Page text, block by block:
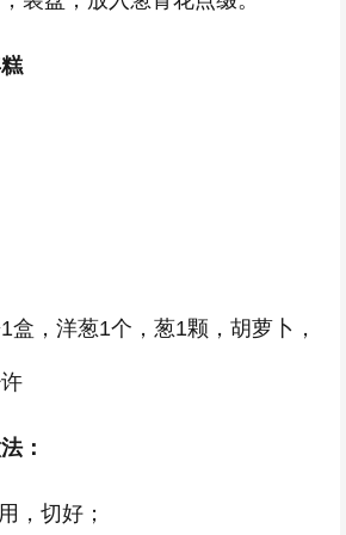
盒，洋葱1个，葱1颗，胡萝卜，
：
，切好；